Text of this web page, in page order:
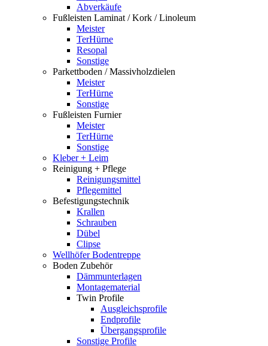
Abverkäufe
Fußleisten Laminat / Kork / Linoleum
Meister
TerHürne
Resopal
Sonstige
Parkettboden / Massivholzdielen
Meister
TerHürne
Sonstige
Fußleisten Furnier
Meister
TerHürne
Sonstige
Kleber + Leim
Reinigung + Pflege
Reinigungsmittel
Pflegemittel
Befestigungstechnik
Krallen
Schrauben
Dübel
Clipse
Wellhöfer Bodentreppe
Boden Zubehör
Dämmunterlagen
Montagematerial
Twin Profile
Ausgleichsprofile
Endprofile
Übergangsprofile
Sonstige Profile